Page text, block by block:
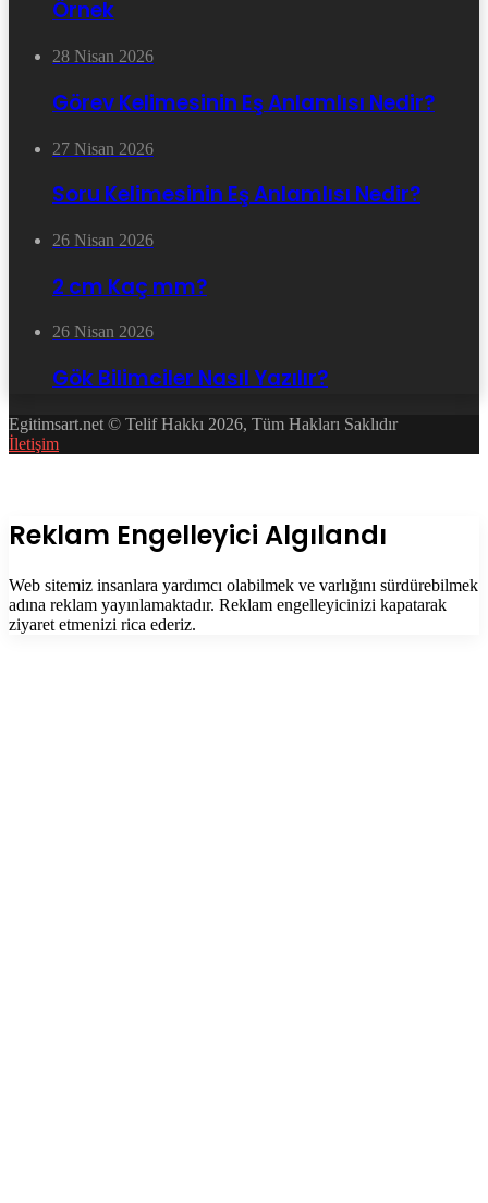
Örnek
28 Nisan 2026
Görev Kelimesinin Eş Anlamlısı Nedir?
27 Nisan 2026
Soru Kelimesinin Eş Anlamlısı Nedir?
26 Nisan 2026
2 cm Kaç mm?
26 Nisan 2026
Gök Bilimciler Nasıl Yazılır?
Egitimsart.net © Telif Hakkı 2026, Tüm Hakları Saklıdır
İletişim
Kapalı
Reklam Engelleyici Algılandı
Web sitemiz insanlara yardımcı olabilmek ve varlığını sürdürebilmek
adına reklam yayınlamaktadır. Reklam engelleyicinizi kapatarak
ziyaret etmenizi rica ederiz.